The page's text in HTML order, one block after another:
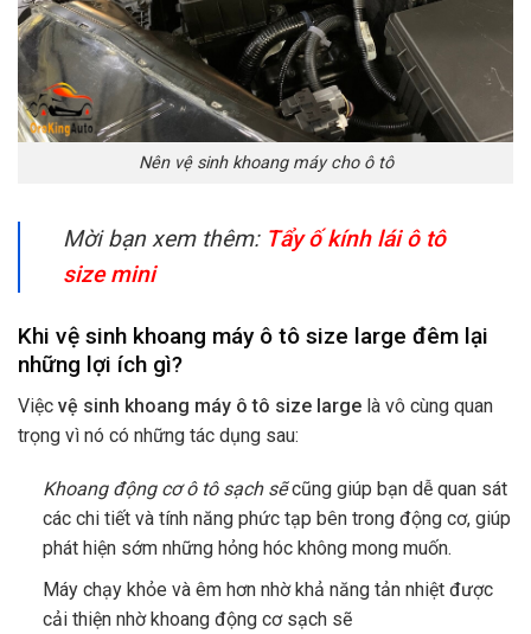
Nên vệ sinh khoang máy cho ô tô
Mời bạn xem thêm: Tẩy ố kính lái ô tô
size mini
Khi vệ sinh khoang máy ô tô size large đêm lại
những lợi ích gì?
Việc vệ sinh khoang máy ô tô size large là vô cùng quan
trọng vì nó có những tác dụng sau:
Khoang động cơ ô tô sạch sẽcũng giúp bạn dễ quan sát
các chi tiết và tính năng phức tạp bên trong động cơ, giúp
phát hiện sớm những hỏng hóc không mong muốn.
Máy chạy khỏe và êm hơn nhờ khả năng tản nhiệt được
cải thiện nhờ khoang động cơ sạch sẽ